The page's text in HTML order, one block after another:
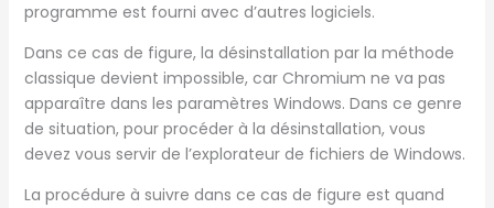
programme est fourni avec d’autres logiciels.
Dans ce cas de figure, la désinstallation par la méthode
classique devient impossible, car Chromium ne va pas
apparaître dans les paramètres Windows. Dans ce genre
de situation, pour procéder à la désinstallation, vous
devez vous servir de l’explorateur de fichiers de Windows.
La procédure à suivre dans ce cas de figure est quand